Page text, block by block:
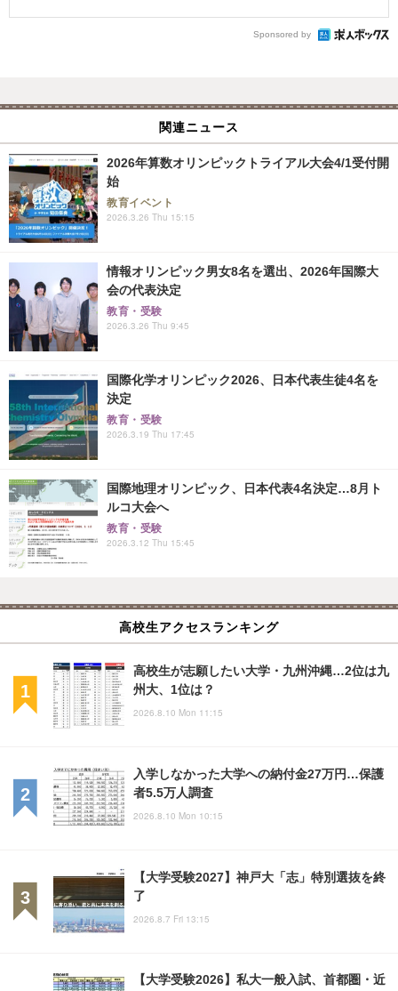
Sponsored by
関連ニュース
2026年算数オリンピックトライアル大会4/1受付開
始
教育イベント
2026.3.26 Thu 15:15
情報オリンピック男女8名を選出、2026年国際大
会の代表決定
教育・受験
2026.3.26 Thu 9:45
国際化学オリンピック2026、日本代表生徒4名を
決定
教育・受験
2026.3.19 Thu 17:45
国際地理オリンピック、日本代表4名決定…8月ト
ルコ大会へ
教育・受験
2026.3.12 Thu 15:45
高校生アクセスランキング
高校生が志願したい大学・九州沖縄…2位は九
州大、1位は？
2026.8.10 Mon 11:15
入学しなかった大学への納付金27万円…保護
者5.5万人調査
2026.8.10 Mon 10:15
【大学受験2027】神戸大「志」特別選抜を終
了
2026.8.7 Fri 13:15
【大学受験2026】私大一般入試、首都圏・近